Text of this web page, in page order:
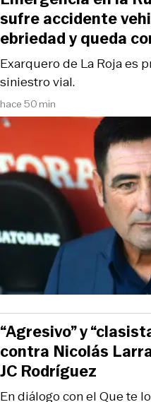
hace 50 min
Exarquero de La Roja es
siniestro vial.
sufre accidente
ebriedad y queda
En diálogo con el Que te
“Agresivo” y
contra Nicolás
JC Rodríguez